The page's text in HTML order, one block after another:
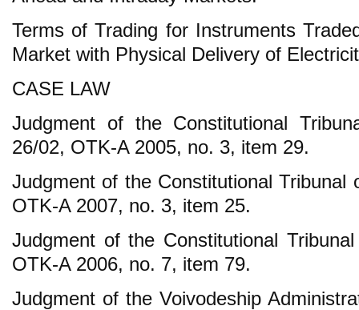
Terms of Trading for Instruments
Market with Physical Delivery of
CASE LAW
Judgment of the Constitutional
26/02, OTK-A 2005, no. 3, item 29.
Judgment of the Constitutional
OTK-A 2007, no. 3, item 25.
Judgment of the Constitutional
OTK-A 2006, no. 7, item 79.
Judgment of the Voivodeship